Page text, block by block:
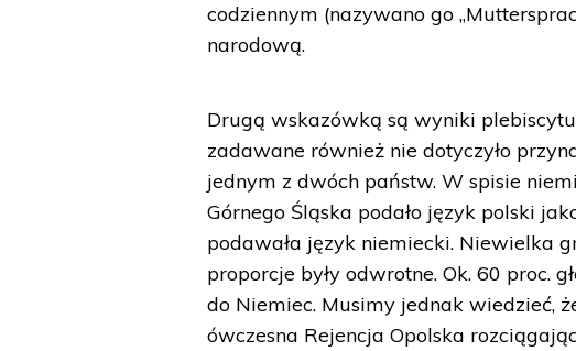
codziennym (nazywano go
narodową.
Drugą wskazówką są wyniki
zadawane również nie dotyczyło
jednym z dwóch państw. W spisie
Górnego Śląska podało język polski
podawała język niemiecki. Niewielka
proporcje były odwrotne. Ok. 60 proc.
do Niemiec. Musimy jednak wiedzieć,
ówczesna Rejencja Opolska